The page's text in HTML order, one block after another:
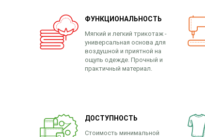
ФУНКЦИОНАЛЬНОСТЬ
Мягкий и легкий трикотаж -
универсальная основа для
воздушной и приятной на
ощупь одежде. Прочный и
практичный материал.
ДОСТУПНОСТЬ
Стоимость минимальной